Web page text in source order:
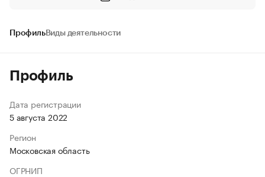
ПрофильВиды деятельности
Профиль
Дата регистрации
5 августа 2022
Регион
Московская область
ОГРНИП